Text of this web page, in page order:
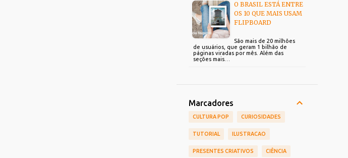
O BRASIL ESTÁ ENTRE
OS 10 QUE MAIS USAM
FLIPBOARD
São mais de 20 milhões
de usuários, que geram 1 bilhão de
páginas viradas por mês. Além das
seções mais…
Marcadores
CULTURA POP CURIOSIDADES
TUTORIAL ILUSTRACAO
PRESENTES CRIATIVOS CIÊNCIA